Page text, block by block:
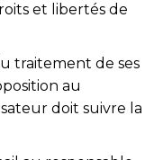
et libertés de
traitement de ses
au
doit suivre la